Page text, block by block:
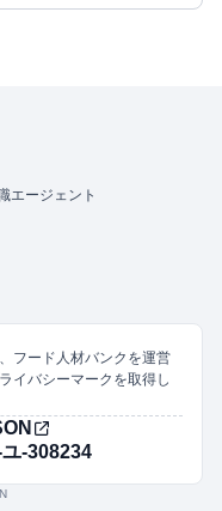
エージェント
フード人材バンクを運営
イバシーマークを取得し
-308234